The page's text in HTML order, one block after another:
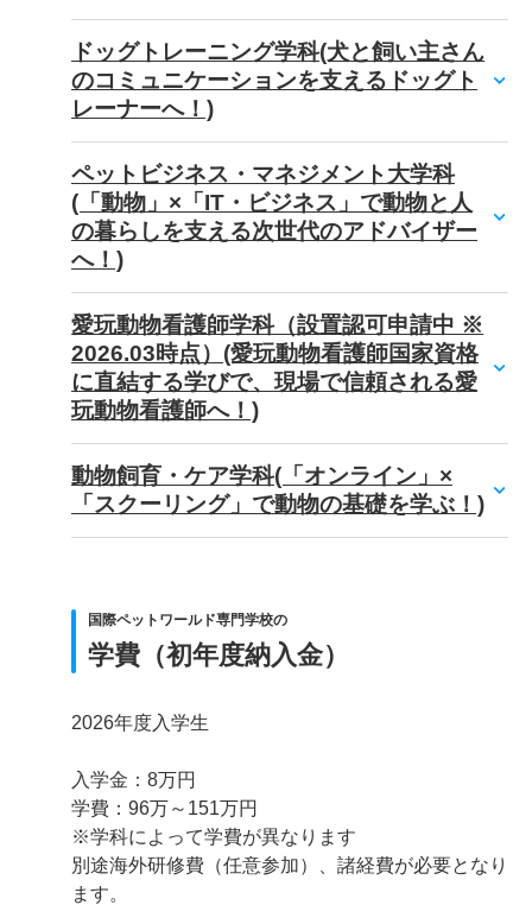
ドッグトレーニング学科(犬と飼い主さん
のコミュニケーションを支えるドッグト
レーナーへ！)
ペットビジネス・マネジメント大学科
(「動物」×「IT・ビジネス」で動物と人
の暮らしを支える次世代のアドバイザー
へ！)
愛玩動物看護師学科（設置認可申請中 ※
2026.03時点）(愛玩動物看護師国家資格
に直結する学びで、現場で信頼される愛
玩動物看護師へ！)
動物飼育・ケア学科(「オンライン」×
「スクーリング」で動物の基礎を学ぶ！)
国際ペットワールド専門学校の
学費（初年度納入金）
2026年度入学生
入学金：8万円
学費：96万～151万円
※学科によって学費が異なります
別途海外研修費（任意参加）、諸経費が必要となり
ます。